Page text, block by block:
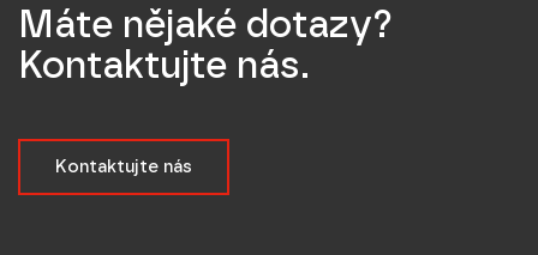
Máte nějaké dotazy?
Kontaktujte nás.
Kontaktujte nás